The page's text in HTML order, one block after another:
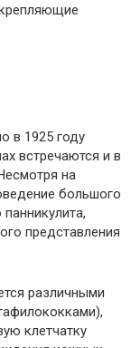
в 1925 году
встречаются и в
на
большого
представления
различными
клетчатку